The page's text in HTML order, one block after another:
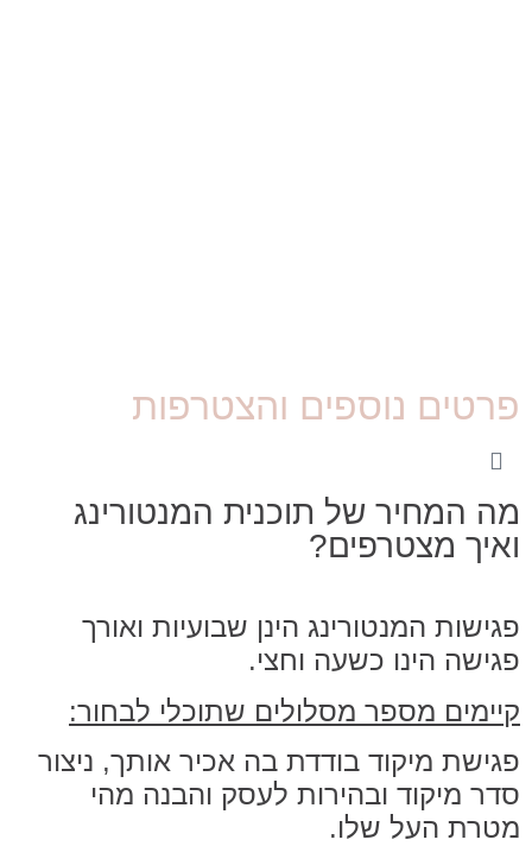
פרטים נוספים והצטרפות
מה המחיר של תוכנית המנטורינג
ואיך מצטרפים?
פגישות המנטורינג הינן שבועיות ואורך
פגישה הינו כשעה וחצי.
קיימים מספר מסלולים שתוכלי לבחור:
פגישת מיקוד בודדת בה אכיר אותך, ניצור
סדר מיקוד ובהירות לעסק והבנה מהי
מטרת העל שלו.